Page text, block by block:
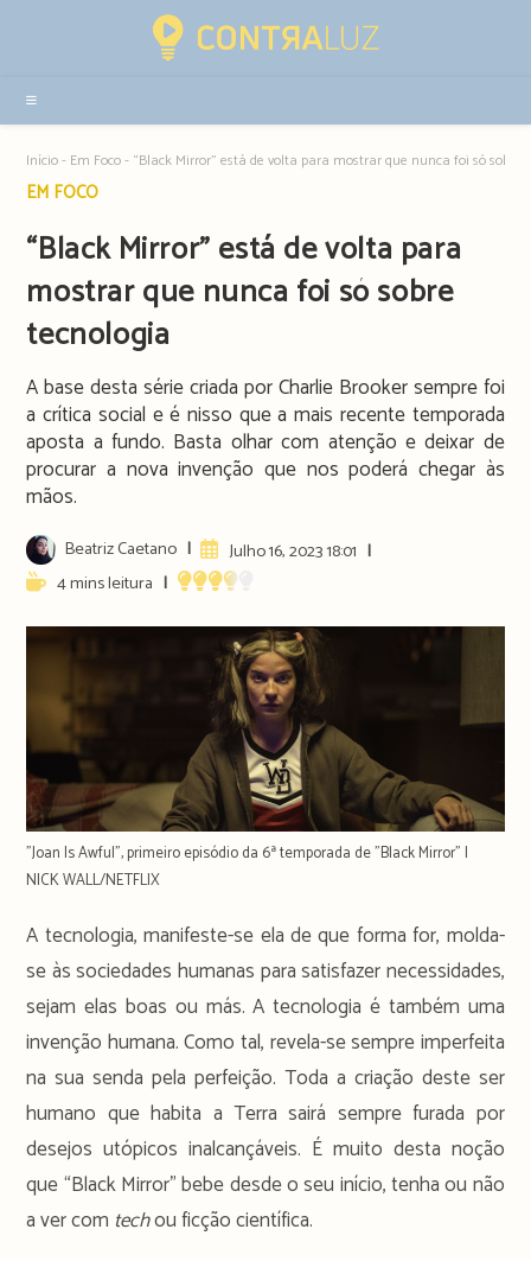
sidebar
Início- Em Foco- “Black Mirror” está de volta para mostrar que nunca foi só sobre
Post
EM FOCO
“Black Mirror” está de volta para
mostrar que nunca foi só sobre
tecnologia
A base desta série criada por Charlie Brooker sempre foi
a crítica social e é nisso que a mais recente temporada
aposta a fundo. Basta olhar com atenção e deixar de
procurar a nova invenção que nos poderá chegar às
mãos.
Post
author:
Beatriz Caetano
Artigo
publicado:
Julho 16, 2023 18:01
Reading4 mins leitura
"Joan Is Awful", primeiro episódio da 6ª temporada de "Black Mirror" |
NICK WALL/NETFLIX
A tecnologia, manifeste-se ela de que forma for, molda-
se às sociedades humanas para satisfazer necessidades,
sejam elas boas ou más. A tecnologia é também uma
invenção humana. Como tal, revela-se sempre imperfeita
na sua senda pela perfeição. Toda a criação deste ser
humano que habita a Terra sairá sempre furada por
desejos utópicos inalcançáveis. É muito desta noção
que “Black Mirror” bebe desde o seu início, tenha ou não
a ver com techou ficção científica.